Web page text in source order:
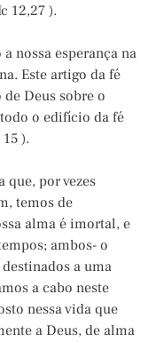
12,27 ).
nossa esperança na
Este artigo da fé
Deus sobre o
o edifício da fé
).
que, por vezes
temos de
alma é imortal, e
ambos- o
a uma
a cabo neste
nessa vida que
a Deus, de alma